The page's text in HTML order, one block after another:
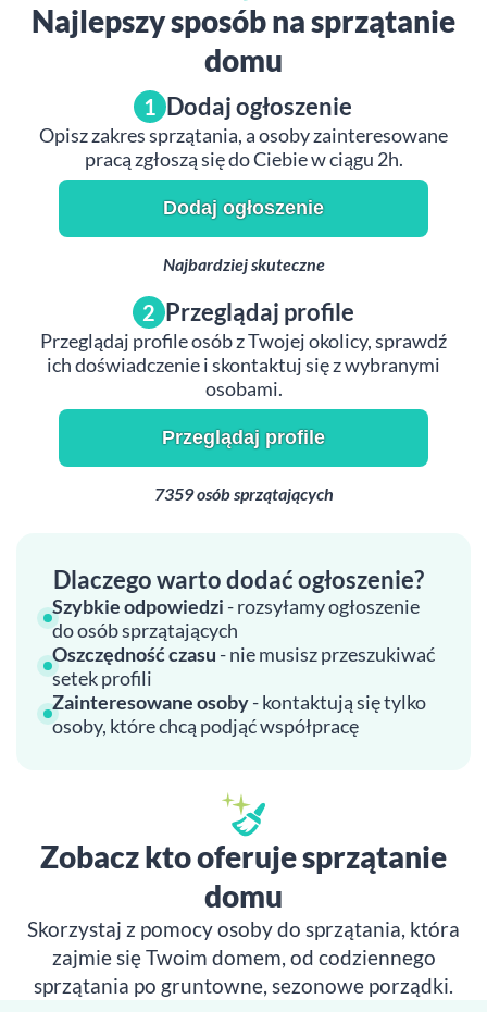
Najlepszy sposób na sprzątanie
domu
1 Dodaj ogłoszenie
Opisz zakres sprzątania, a osoby zainteresowane
pracą zgłoszą się do Ciebie w ciągu 2h.
Dodaj ogłoszenie
Najbardziej skuteczne
2 Przeglądaj profile
Przeglądaj profile osób z Twojej okolicy, sprawdź
ich doświadczenie i skontaktuj się z wybranymi
osobami.
Przeglądaj profile
7359 osób sprzątających
Dlaczego warto dodać ogłoszenie?
Szybkie odpowiedzi - rozsyłamy ogłoszenie
do osób sprzątających
Oszczędność czasu - nie musisz przeszukiwać
setek profili
Zainteresowane osoby- kontaktują się tylko
osoby, które chcą podjąć współpracę
Zobacz kto oferuje sprzątanie
domu
Skorzystaj z pomocy osoby do sprzątania, która
zajmie się Twoim domem, od codziennego
sprzątania po gruntowne, sezonowe porządki.